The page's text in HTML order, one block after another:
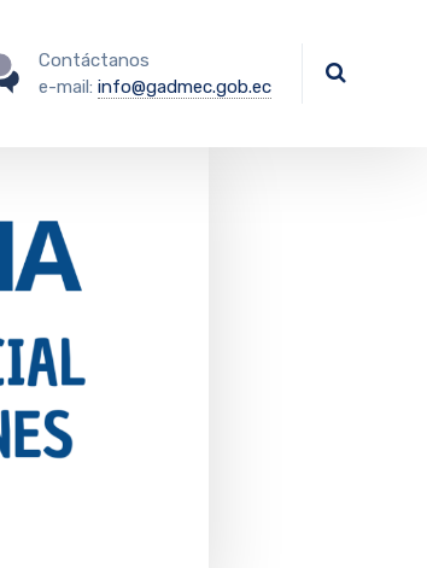
Contáctanos
e-mail: info@gadmec.gob.ec